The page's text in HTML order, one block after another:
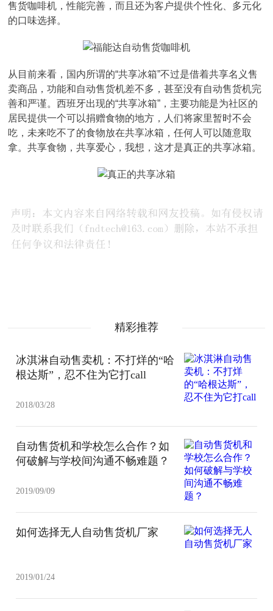
售货咖啡机，性能完善，而且还为客户提供个性化、多元化
的口味选择。
从目前来看，国内所谓的“共享冰箱”不过是借着共享名义售
卖商品，功能和自动售货机差不多，甚至没有自动售货机完
善和严谨。西班牙出现的“共享冰箱”，主要功能是为社区的
居民提供一个可以捐赠食物的地方，人们将家里暂时不会
吃，未来吃不了的食物放在共享冰箱，任何人可以随意取
拿。共享食物，共享爱心，我想，这才是真正的共享冰箱。
精彩推荐
冰淇淋自动售卖机：不打烊的“哈
根达斯”，忍不住为它打call
2018/03/28
自动售货机和学校怎么合作？如
何破解与学校间沟通不畅难题？
2019/09/09
如何选择无人自动售货机厂家
2019/01/24